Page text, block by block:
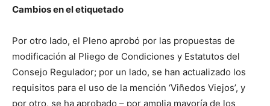
Cambios en el etiquetado
Por otro lado, el Pleno aprobó por las propuestas de
modificación al Pliego de Condiciones y Estatutos del
Consejo Regulador; por un lado, se han actualizado los
requisitos para el uso de la mención ‘Viñedos Viejos’, y
por otro, se ha aprobado – por amplia mayoría de los